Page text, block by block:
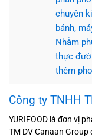
chuyên
bánh,
Nhằm
thực
thêm
Công ty TNHH
YURIFOOD là đơn vị
TM DV Canaan